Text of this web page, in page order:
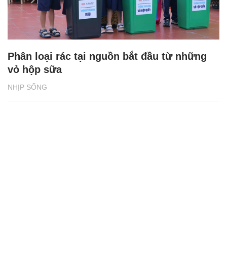
NHỊP SỐNG
Phân loại rác tại nguồn bắt đầu từ những
vỏ hộp sữa